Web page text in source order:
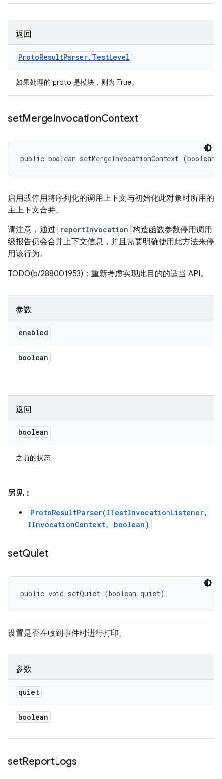
返回
ProtoResultParser. TestLevel
如果处理的 proto 是模块，则为 True。
setMergeInvocationContext
public boolean setMergeInvocationContext (boolean
启用或停用将序列化的调用上下文与初始化此对象时所用的
主上下文合并。
请注意，通过
reportInvocation 构造函数参数停用调用
级报告仍会合并上下文信息，并且需要明确使用此方法来停
用该行为。
TODO(b/288001953)：重新考虑实现此目的的适当 API。
参数
enabled
boolean
返回
boolean
之前的状态
另见：
ProtoResultParser(ITestInvocationListener,
IInvocationContext, boolean)
setQuiet
public void setQuiet (boolean quiet)
设置是否在收到事件时进行打印。
参数
quiet
boolean
setReportLogs